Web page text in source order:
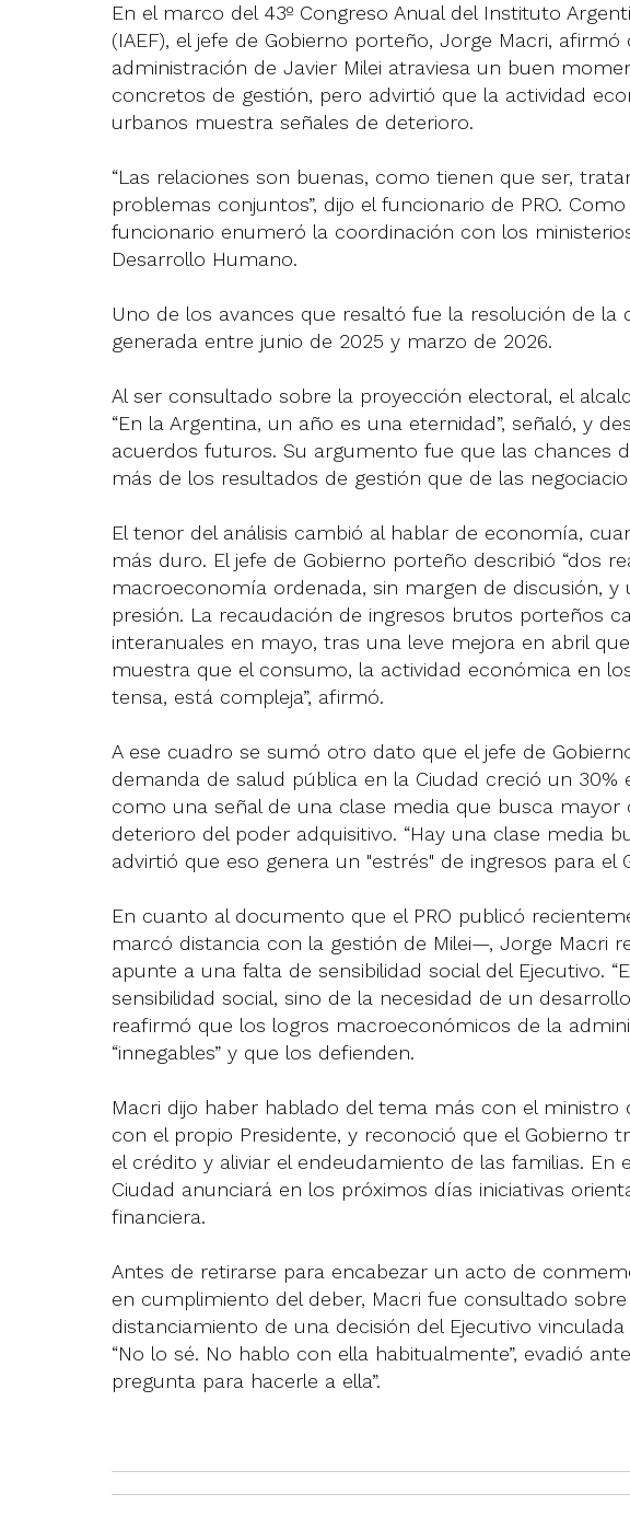
En el marco del 43º Congreso Anual del Instituto
(IAEF), el jefe de Gobierno porteño, Jorge Macri,
administración de Javier Milei atraviesa un buen
concretos de gestión, pero advirtió que la actividad
urbanos muestra señales de deterioro.
“Las relaciones son buenas, como tienen que ser,
problemas conjuntos”, dijo el funcionario de PRO.
funcionario enumeró la coordinación con los
Desarrollo Humano.
Uno de los avances que resaltó fue la resolución de la
generada entre junio de 2025 y marzo de 2026.
Al ser consultado sobre la proyección electoral, el
“En la Argentina, un año es una eternidad”, señaló, y
acuerdos futuros. Su argumento fue que las chances
más de los resultados de gestión que de las
El tenor del análisis cambió al hablar de economía,
más duro. El jefe de Gobierno porteño describió “dos
macroeconomía ordenada, sin margen de discusión,
presión. La recaudación de ingresos brutos porteños
interanuales en mayo, tras una leve mejora en abril
muestra que el consumo, la actividad económica en
tensa, está compleja”, afirmó.
A ese cuadro se sumó otro dato que el jefe de
demanda de salud pública en la Ciudad creció un
como una señal de una clase media que busca
deterioro del poder adquisitivo. “Hay una clase media
advirtió que eso genera un "estrés" de ingresos para el
En cuanto al documento que el PRO publicó
marcó distancia con la gestión de Milei—, Jorge Macri
apunte a una falta de sensibilidad social del Ejecutivo.
sensibilidad social, sino de la necesidad de un
reafirmó que los logros macroeconómicos de la
“innegables” y que los defienden.
Macri dijo haber hablado del tema más con el ministro
con el propio Presidente, y reconoció que el Gobierno
el crédito y aliviar el endeudamiento de las familias. En
Ciudad anunciará en los próximos días iniciativas
financiera.
Antes de retirarse para encabezar un acto de
en cumplimiento del deber, Macri fue consultado
distanciamiento de una decisión del Ejecutivo
“No lo sé. No hablo con ella habitualmente”, evadió
pregunta para hacerle a ella”.